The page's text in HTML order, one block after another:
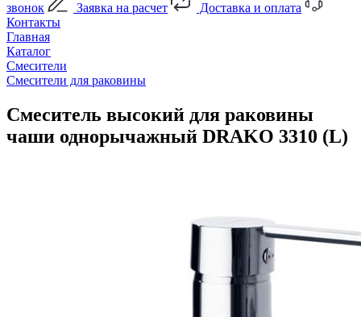
звонок
Заявка на расчет
Доставка и оплата
Контакты
Главная
Каталог
Смесители
Смесители для раковины
Смеситель высокий для раковины
чаши однорычажный DRAKO 3310 (L)